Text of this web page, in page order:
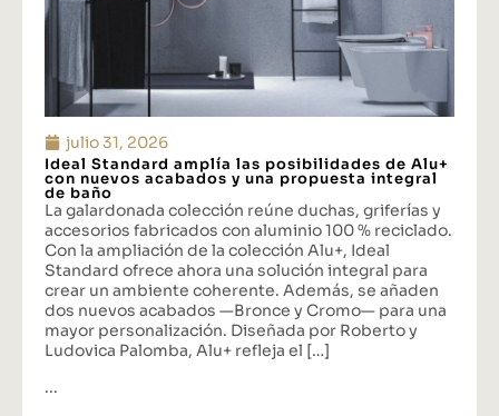
julio 31, 2026
Ideal Standard amplía las posibilidades de Alu+
con nuevos acabados y una propuesta integral
de baño
La galardonada colección reúne duchas, griferías y
accesorios fabricados con aluminio 100 % reciclado.
Con la ampliación de la colección Alu+, Ideal
Standard ofrece ahora una solución integral para
crear un ambiente coherente. Además, se añaden
dos nuevos acabados —Bronce y Cromo— para una
mayor personalización. Diseñada por Roberto y
Ludovica Palomba, Alu+ refleja el […]
...